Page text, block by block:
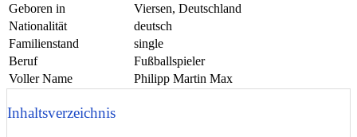
Geboren in
Viersen, Deutschland
Nationalität
deutsch
Familienstand
single
Beruf
Fußballspieler
Voller Name
Philipp Martin Max
Inhaltsverzeichnis